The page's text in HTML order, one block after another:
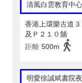
清風白雲教育中心
香港上環樂古道
及Ｐ２１０舖
距離 500m
明愛徐誠斌書院